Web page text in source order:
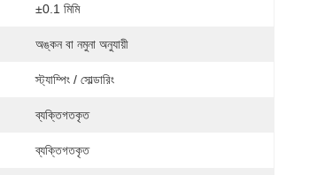
±0.1 মিমি
অঙ্কন বা নমুনা অনুযায়ী
স্ট্যাম্পিং / সোল্ডারিং
ব্যক্তিগতকৃত
ব্যক্তিগতকৃত